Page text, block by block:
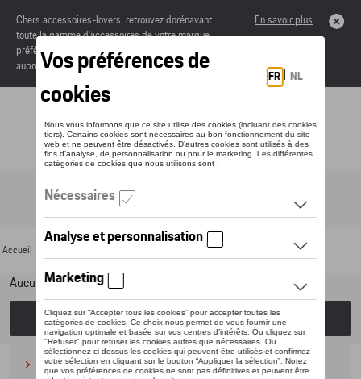
Chers accessoires-lovers, retrouvez dorénavant
toute la gamme d’accessoires de votre marque
préférée sous forme de catalogue à commander
auprès de votre concessionaire.
En savoir plus
Toggle navigation
Accueil Bagages > Valises
Aucun modèle sélectionné (Tout afficher)
Choisissez un modèle
Camping(2)